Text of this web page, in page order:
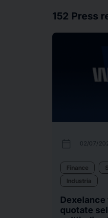
152 Press
calendar_today 02/07/
Finance
Industria
quotate